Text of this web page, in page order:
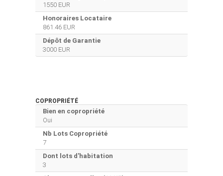
1550 EUR
Honoraires Locataire
861.46 EUR
Dépôt de Garantie
3000 EUR
COPROPRIÉTÉ
Bien en copropriété
Oui
Nb Lots Copropriété
7
Dont lots d'habitation
3